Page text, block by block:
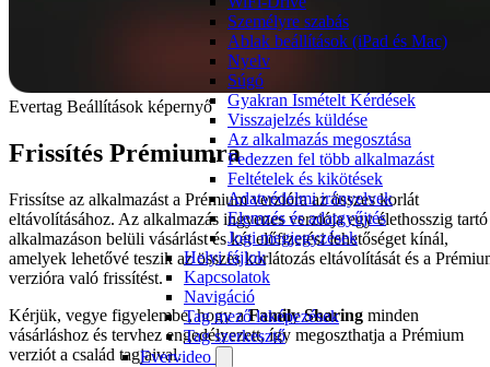
Személyre szabás
Ablak beállítások (iPad és Mac)
Nyelv
Súgó
Gyakran Ismételt Kérdések
Visszajelzés küldése
Az alkalmazás megosztása
Fedezzen fel több alkalmazást
Feltételek és kikötések
Adatvédelmi irányelvek
Elemzés és adatgyűjtés
Jogi megjegyzések
Helyi fájlok
Kapcsolatok
Navigáció
Tag mező leképezések
Tag szerkesztő
Evervideo
Evertag Beállítások képernyő
Frissítés Prémiumra
Frissítse az alkalmazást a Prémium verzióra az összes korlát
eltávolításához. Az alkalmazás ingyenes verziója egy élethosszig tartó
alkalmazáson belüli vásárlást és két előfizetési lehetőséget kínál,
amelyek lehetővé teszik az összes korlátozás eltávolítását és a
verzióra való frissítést.
Kérjük, vegye figyelembe, hogy aFamily Sharing minden
vásárláshoz és tervhez engedélyezett, így megoszthatja a Prémium
verziót a család tagjaival.